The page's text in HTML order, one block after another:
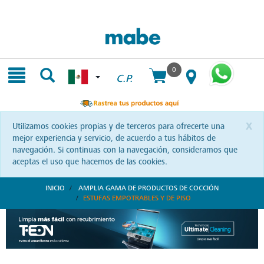
C.P.
0
x
Utilizamos cookies propias y de terceros para ofrecerte una
mejor experiencia y servicio, de acuerdo a tus hábitos de
navegación. Si continuas con la navegación, consideramos que
aceptas el uso que hacemos de las cookies.
INICIO
AMPLIA GAMA DE PRODUCTOS DE COCCIÓN
ESTUFAS EMPOTRABLES Y DE PISO